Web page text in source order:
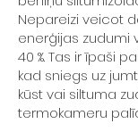
Nepareizi veicot
enerģijas zudumi
40 %. Tas ir īpaši
kad sniegs uz
kūst vai siltuma
termokameru